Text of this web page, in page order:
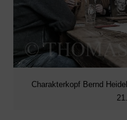
Charakterkopf Bernd